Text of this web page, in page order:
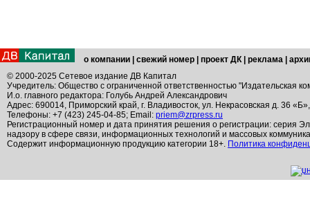
о компании свежий номер проект ДК реклама
© 2000-2025 Сетевое издание ДВ Капитал
Учредитель: Общество с ограниченной ответственностью "Издательская
И.о. главного редактора: Голубь Андрей Александрович
Адрес: 690014, Приморский край, г. Владивосток, ул. Некрасовская д. 36
Телефоны: +7 (423) 245-04-85; Email: priem@zrpress.ru
Регистрационный номер и дата принятия решения о регистрации: серия
надзору в сфере связи, информационных технологий и массовых
Содержит информационную продукцию категории 18+. Политика